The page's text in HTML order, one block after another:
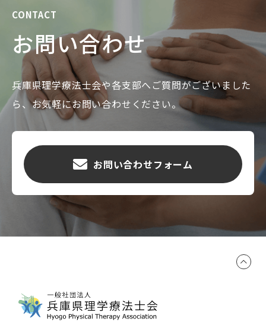
CONTACT
お問い合わせ
兵庫県理学療法士会や各支部へご質問がございました
ら、お気軽にお問い合わせください。
お問い合わせフォーム